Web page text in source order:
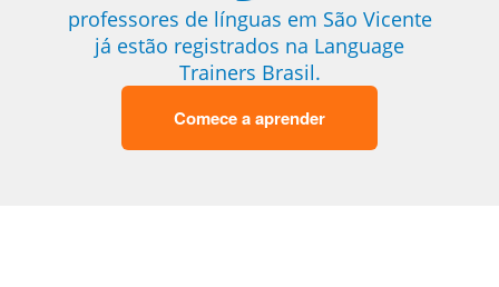
professores de línguas em São Vicente
já estão registrados na Language
Trainers Brasil.
Comece a aprender